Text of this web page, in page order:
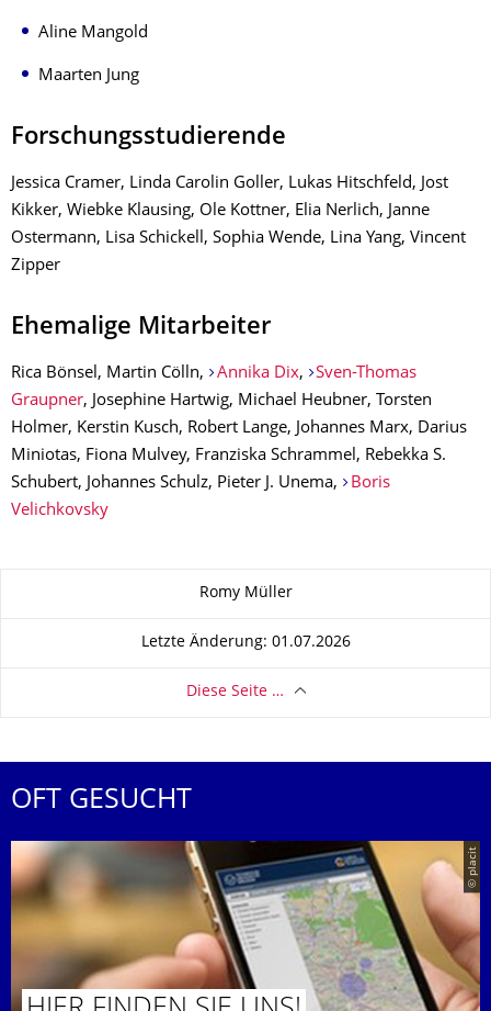
Aline Mangold
Maarten Jung
Forschungsstudierende
Jessica Cramer, Linda Carolin Goller, Lukas Hitschfeld, Jost
Kikker, Wiebke Klausing, Ole Kottner, Elia Nerlich, Janne
Ostermann, Lisa Schickell, Sophia Wende, Lina Yang, Vincent
Zipper
Ehemalige Mitarbeiter
Rica Bönsel, Martin Cölln, Annika Dix,
Sven-Thomas
Graupner, Josephine Hartwig, Michael Heubner, Torsten
Holmer, Kerstin Kusch, Robert Lange, Johannes Marx, Darius
Miniotas, Fiona Mulvey, Franziska Schrammel, Rebekka S.
Schubert, Johannes Schulz, Pieter J. Unema,
Boris
Velichkovsky
Romy Müller
Letzte Änderung: 01.07.2026
Diese Seite …
OFT GESUCHT
© placit